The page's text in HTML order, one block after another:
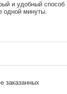
и удобный способ
одной минуты.
заказанных